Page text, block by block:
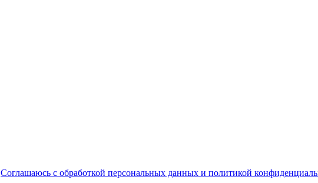
Соглашаюсь с обработкой персональных данных и политикой